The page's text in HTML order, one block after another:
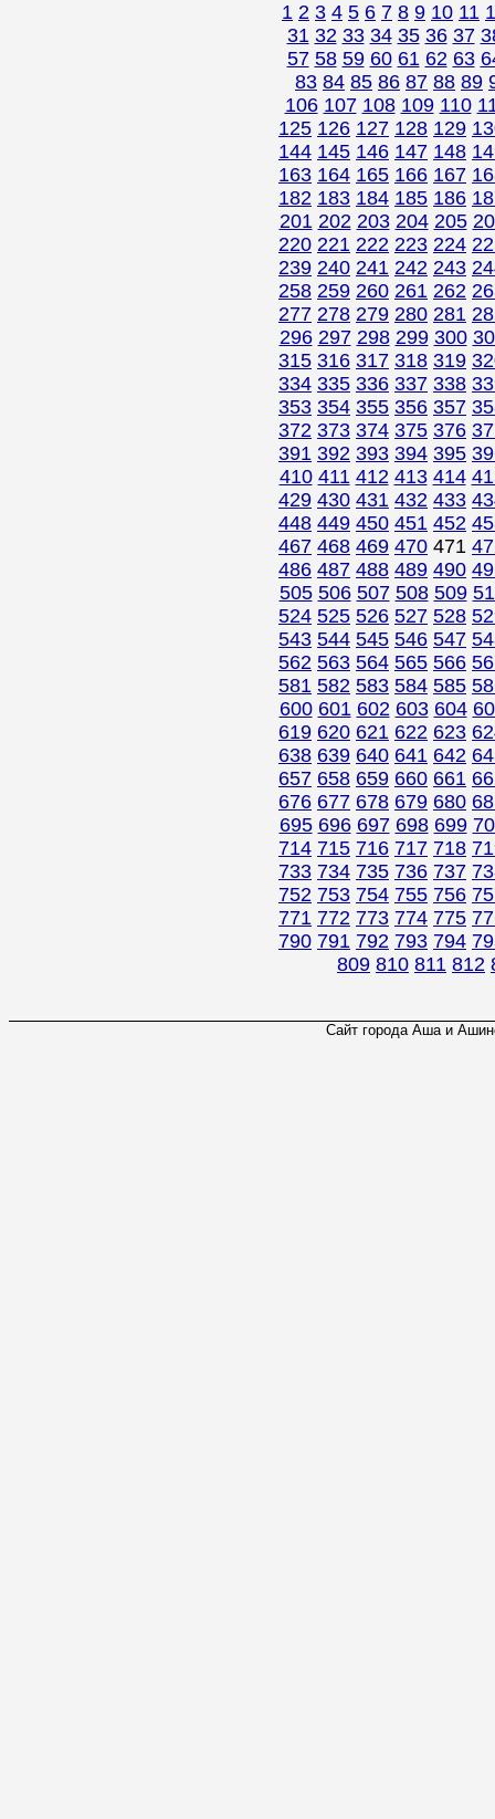
1 2 3 4 5 6 7 8 9 10 11
31 32 33 34 35 36 37
57 58 59 60 61 62 63
83 84 85 86 87 88 89
106 107 108 109 110
125 126 127 128 129
144 145 146 147 148
163 164 165 166 167
182 183 184 185 186
201 202 203 204 205
220 221 222 223 224
239 240 241 242 243
258 259 260 261 262
277 278 279 280 281
296 297 298 299 300
315 316 317 318 319
334 335 336 337 338
353 354 355 356 357
372 373 374 375 376
391 392 393 394 395
410 411 412 413 414
429 430 431 432 433
448 449 450 451 452
467 468 469 470 471
486 487 488 489 490
505 506 507 508 509
524 525 526 527 528
543 544 545 546 547
562 563 564 565 566
581 582 583 584 585
600 601 602 603 604
619 620 621 622 623
638 639 640 641 642
657 658 659 660 661
676 677 678 679 680
695 696 697 698 699
714 715 716 717 718
733 734 735 736 737
752 753 754 755 756
771 772 773 774 775
790 791 792 793 794
809 810 811 812
Сайт города Аша и